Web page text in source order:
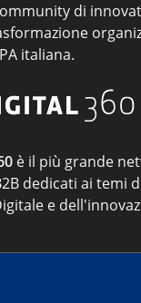
di
italiana.
è il più grande
dedicati ai temi
e